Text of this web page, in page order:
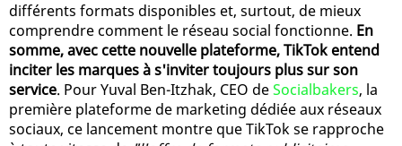
différents formats disponibles et, surtout, de mieux
comprendre comment le réseau social fonctionne. En
somme, avec cette nouvelle plateforme, TikTok entend
inciter les marques à s'inviter toujours plus sur son
service. Pour Yuval Ben-Itzhak, CEO deSocialbakers, la
première plateforme de marketing dédiée aux réseaux
sociaux, ce lancement montre que TikTok se rapproche